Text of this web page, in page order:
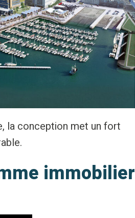
la conception met un fort
immobilier